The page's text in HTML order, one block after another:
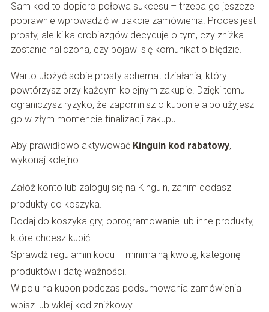
Sam kod to dopiero połowa sukcesu – trzeba go jeszcze
poprawnie wprowadzić w trakcie zamówienia. Proces jest
prosty, ale kilka drobiazgów decyduje o tym, czy zniżka
zostanie naliczona, czy pojawi się komunikat o błędzie.
Warto ułożyć sobie prosty schemat działania, który
powtórzysz przy każdym kolejnym zakupie. Dzięki temu
ograniczysz ryzyko, że zapomnisz o kuponie albo użyjesz
go w złym momencie finalizacji zakupu.
Aby prawidłowo aktywować Kinguin kod rabatowy,
wykonaj kolejno:
Załóż konto lub zaloguj się na Kinguin, zanim dodasz
produkty do koszyka.
Dodaj do koszyka gry, oprogramowanie lub inne produkty,
które chcesz kupić.
Sprawdź regulamin kodu – minimalną kwotę, kategorię
produktów i datę ważności.
W polu na kupon podczas podsumowania zamówienia
wpisz lub wklej kod zniżkowy.